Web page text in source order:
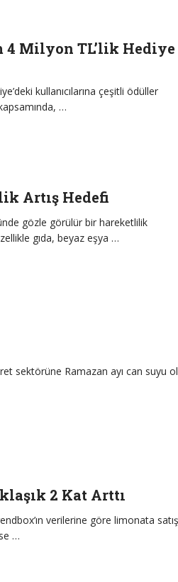
4 Milyon TL’lik Hediye
kullanıcılarına çeşitli ödüller
…
Artış Hedefi
gözle görülür bir hareketlilik
gıda, beyaz eşya …
sektörüne Ramazan ayı can suyu
2 Kat Arttı
verilerine göre limonata
…